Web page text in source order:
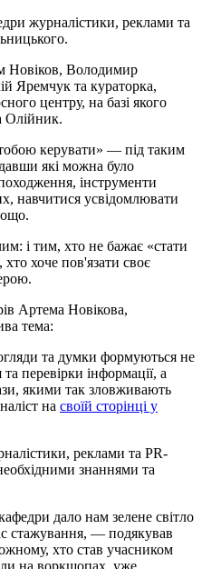
журналістики, реклами та
Новіков, Володимир
Яремчук та кураторка,
центру, на базі якого
Олійник.
керувати» — під таким
які можна було
інструменти
навчитися усвідомлювати
і тим, хто не бажає «стати
хоче пов'язати своє
Артема Новікова,
тема:
та думки формуються не
перевірки інформації, а
якими так зловживають
на своїй сторінці у
реклами та PR-
знаннями та
дало нам зелене світло
стажування, — подякував
хто став учасником
на воркшопах, уже